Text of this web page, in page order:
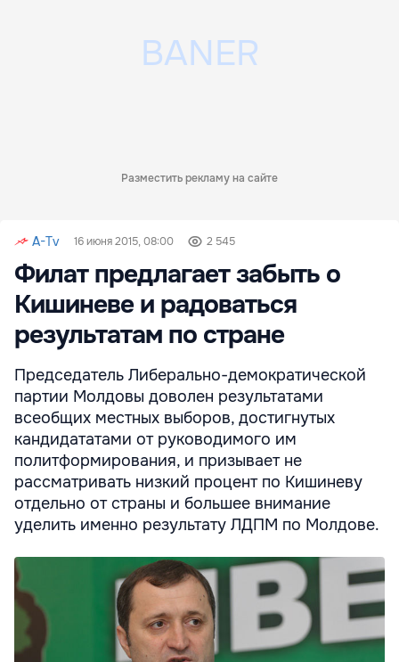
Разместить рекламу на сайте
A-Tv 16 июня 2015, 08:00 2 545
Филат предлагает забыть о
Кишиневе и радоваться
результатам по стране
Председатель Либерально-демократической
партии Молдовы доволен результатами
всеобщих местных выборов, достигнутых
кандидататами от руководимого им
политформирования, и призывает не
рассматривать низкий процент по Кишиневу
отдельно от страны и большее внимание
уделить именно результату ЛДПМ по Молдове.